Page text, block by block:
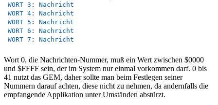
WORT 3
Nachricht
WORT 4
Nachricht
WORT 5
Nachricht
WORT 6
Nachricht
WORT 7 Nachricht
Wort 0, die Nachrichten-Nummer, muß ein Wert zwischen $0000
und $FFFF sein, der im System nur einmal vorkommen darf. 0 bis
41 nutzt das GEM, daher sollte man beim Festlegen seiner
Nummern darauf achten, diese nicht zu nehmen, da andernfalls die
empfangende Applikation unter Umständen abstürzt.